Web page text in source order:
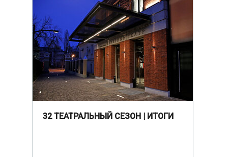
32 ТЕАТРАЛЬНЫЙ СЕЗОН | ИТОГИ